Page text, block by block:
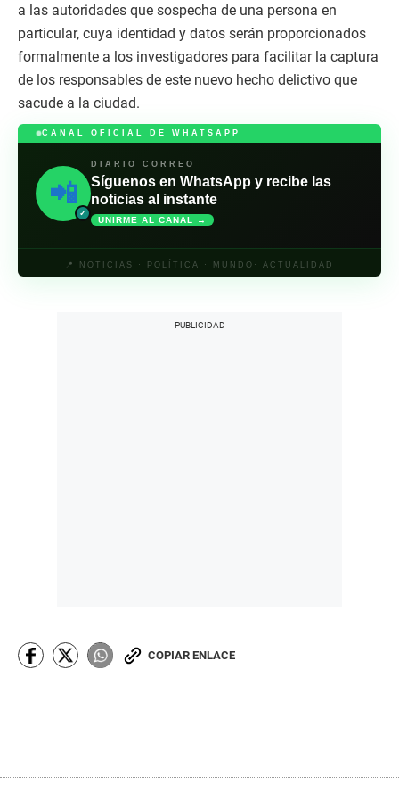
a las autoridades que sospecha de una persona en
particular, cuya identidad y datos serán proporcionados
formalmente a los investigadores para facilitar la captura
de los responsables de este nuevo hecho delictivo que
sacude a la ciudad.
CANAL OFICIAL DE WHATSAPP
📲
✓
DIARIO CORREO
Síguenos en WhatsApp y recibe las
noticias al instante
UNIRME AL CANAL →
📍 NOTICIAS · POLÍTICA · MUNDO· ACTUALIDAD
COPIAR ENLACE